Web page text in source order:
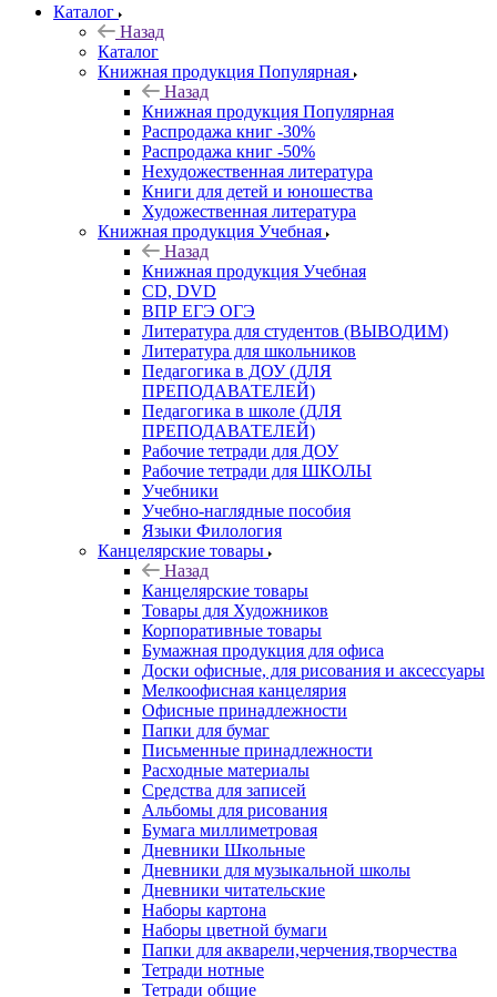
Каталог
Назад
Каталог
Книжная продукция Популярная
Назад
Книжная продукция Популярная
Распродажа книг -30%
Распродажа книг -50%
Нехудожественная литература
Книги для детей и юношества
Художественная литература
Книжная продукция Учебная
Назад
Книжная продукция Учебная
CD, DVD
ВПР ЕГЭ ОГЭ
Литература для студентов (ВЫВОДИМ)
Литература для школьников
Педагогика в ДОУ (ДЛЯ
ПРЕПОДАВАТЕЛЕЙ)
Педагогика в школе (ДЛЯ
ПРЕПОДАВАТЕЛЕЙ)
Рабочие тетради для ДОУ
Рабочие тетради для ШКОЛЫ
Учебники
Учебно-наглядные пособия
Языки Филология
Канцелярские товары
Назад
Канцелярские товары
Товары для Художников
Корпоративные товары
Бумажная продукция для офиса
Доски офисные, для рисования и аксессуары
Мелкоофисная канцелярия
Офисные принадлежности
Папки для бумаг
Письменные принадлежности
Расходные материалы
Средства для записей
Альбомы для рисования
Бумага миллиметровая
Дневники Школьные
Дневники для музыкальной школы
Дневники читательские
Наборы картона
Наборы цветной бумаги
Папки для акварели,черчения,творчества
Тетради нотные
Тетради общие